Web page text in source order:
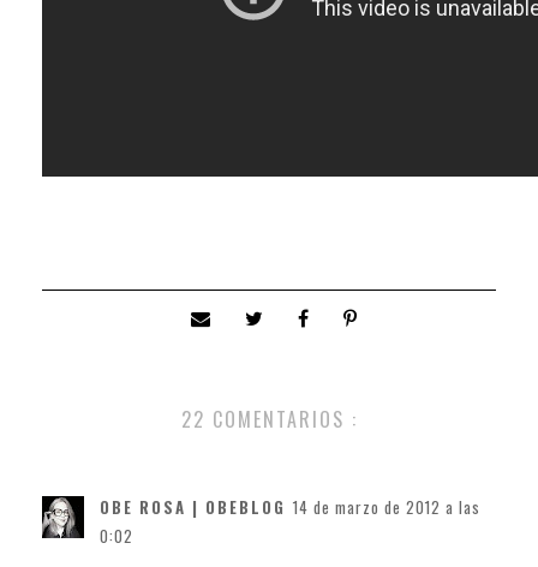
22 COMENTARIOS :
OBE ROSA | OBEBLOG 14 de marzo de 2012 a las
0:02